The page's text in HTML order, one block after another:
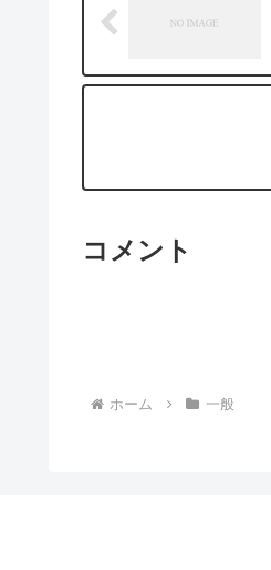
コメント
ホーム 一般